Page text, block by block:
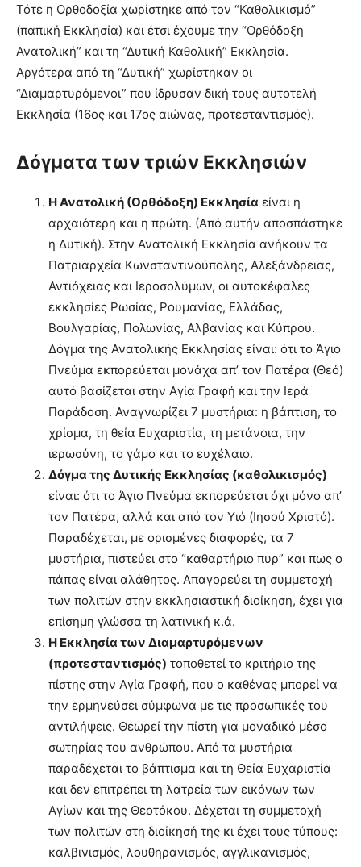
Τότε η Ορθοδοξία χωρίστηκε από τον “Καθολικισμό”
(παπική Εκκλησία) και έτσι έχουμε την “Ορθόδοξη
Ανατολική” και τη “Δυτική Καθολική” Εκκλησία.
Αργότερα από τη “Δυτική” χωρίστηκαν οι
“Διαμαρτυρόμενοι” που ίδρυσαν δική τους αυτοτελή
Εκκλησία (16ος και 17ος αιώνας, προτεσταντισμός).
Δόγματα των τριών Εκκλησιών
Η Ανατολική (Ορθόδοξη) Εκκλησία είναι η
αρχαιότερη και η πρώτη. (Από αυτήν αποσπάστηκε
η Δυτική). Στην Ανατολική Εκκλησία ανήκουν τα
Πατριαρχεία Κωνσταντινούπολης, Αλεξάνδρειας,
Αντιόχειας και Ιεροσολύμων, οι αυτοκέφαλες
εκκλησίες Ρωσίας, Ρουμανίας, Ελλάδας,
Βουλγαρίας, Πολωνίας, Αλβανίας και Κύπρου.
Δόγμα της Ανατολικής Εκκλησίας είναι: ότι το Άγιο
Πνεύμα εκπορεύεται μονάχα απ’ τον Πατέρα (Θεό)
αυτό βασίζεται στην Αγία Γραφή και την Ιερά
Παράδοση. Αναγνωρίζει 7 μυστήρια: η βάπτιση, το
χρίσμα, τη θεία Ευχαριστία, τη μετάνοια, την
ιερωσύνη, το γάμο και το ευχέλαιο.
Δόγμα της Δυτικής Εκκλησίας (καθολικισμός)
είναι: ότι το Άγιο Πνεύμα εκπορεύεται όχι μόνο απ’
τον Πατέρα, αλλά και από τον Υιό (Ιησού Χριστό).
Παραδέχεται, με ορισμένες διαφορές, τα 7
μυστήρια, πιστεύει στο “καθαρτήριο πυρ” και πως ο
πάπας είναι αλάθητος. Απαγορεύει τη συμμετοχή
των πολιτών στην εκκλησιαστική διοίκηση, έχει για
επίσημη γλώσσα τη λατινική κ.ά.
Η Εκκλησία των Διαμαρτυρόμενων
(προτεσταντισμός) τοποθετεί το κριτήριο της
πίστης στην Αγία Γραφή, που ο καθένας μπορεί να
την ερμηνεύσει σύμφωνα με τις προσωπικές του
αντιλήψεις. Θεωρεί την πίστη για μοναδικό μέσο
σωτηρίας του ανθρώπου. Από τα μυστήρια
παραδέχεται το βάπτισμα και τη Θεία Ευχαριστία
και δεν επιτρέπει τη λατρεία των εικόνων των
Αγίων και της Θεοτόκου. Δέχεται τη συμμετοχή
των πολιτών στη διοίκησή της κι έχει τους τύπους:
καλβινισμός, λουθηρανισμός, αγγλικανισμός,